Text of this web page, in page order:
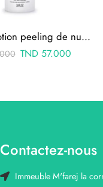
novexpert lotion peeling de nuit 115ml
TND 57.000
Contactez-nous
Immeuble M'farej la